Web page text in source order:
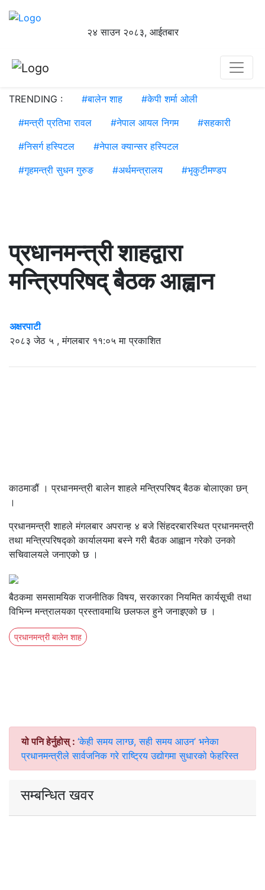
२४ साउन २०८३, आईतबार
TRENDING : #बालेन शाह #केपी शर्मा ओली
#मन्त्री प्रतिभा रावल #नेपाल आयल निगम #सहकारी
#निसर्ग हस्पिटल #नेपाल क्यान्सर हस्पिटल
#गृहमन्त्री सुधन गुरुङ #अर्थमन्त्रालय #भृकुटीमण्डप
प्रधानमन्त्री शाहद्वारा
मन्त्रिपरिषद् बैठक आह्वान
अक्षरपाटी
२०८३ जेठ ५ , मंगलबार ११:०५ मा प्रकाशित
काठमाडौं । प्रधानमन्त्री बालेन शाहले मन्त्रिपरिषद् बैठक बोलाएका छन्
।
प्रधानमन्त्री शाहले मंगलबार अपरान्ह ४ बजे सिंहदरबारस्थित प्रधानमन्त्री
तथा मन्त्रिपरिषद्को कार्यालयमा बस्ने गरी बैठक आह्वान गरेको उनको
सचिवालयले जनाएको छ ।
बैठकमा समसामयिक राजनीतिक विषय, सरकारका नियमित कार्यसूची तथा
विभिन्न मन्त्रालयका प्रस्तावमाथि छलफल हुने जनाइएको छ ।
प्रधानमन्त्री बालेन शाह
यो पनि हेर्नुहोस् : ‘केही समय लाग्छ, सही समय आउन’ भनेका
प्रधानमन्त्रीले सार्वजनिक गरे राष्ट्रिय उद्योगमा सुधारको फेहरिस्त
सम्बन्धित खवर